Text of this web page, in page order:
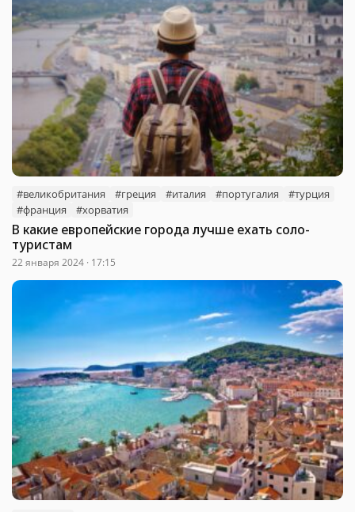
#великобритания #греция #италия #португалия
#турция
#франция
#хорватия
В какие европейские города лучше ехать соло-
туристам
22 января 2024 · 17:15